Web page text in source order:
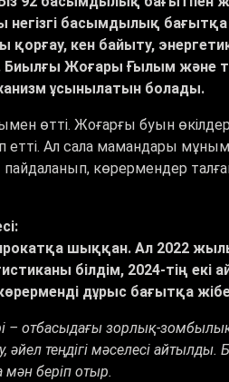
басымдылық
кен байыту,
Биылғы Жоғары Ғылым және
ұсынылатын болады.
өтті. Жоғарғы буын
Ал сала мамандары
көрермендер
шыққан. Ал 2022
білдім, 2024-тің екі
дұрыс бағытқа
– отбасыдағы зорлық-
теңдігі мәселесі
беріп отыр.